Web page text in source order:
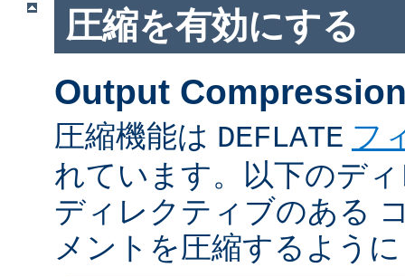
圧縮を有効にする
Output
圧縮機能は DEFLATE フ
れています。以下のデ
ディレクティブのある
メントを圧縮するよう